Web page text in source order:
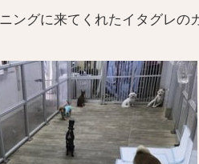
ングに来てくれたイタグレの